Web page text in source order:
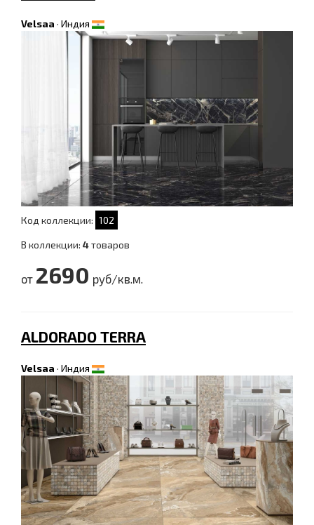
Velsaa · Индия
Код коллекции: 102
В коллекции: 4товаров
от 2690 руб/кв.м.
ALDORADO TERRA
Velsaa · Индия